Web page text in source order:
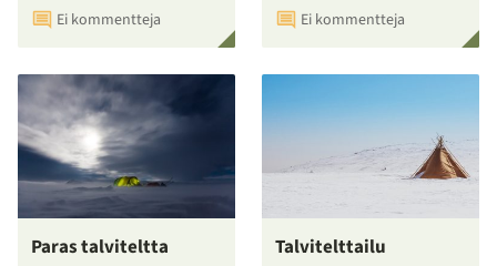
Ei kommentteja
Ei kommentteja
Paras talviteltta Talvitelttailu